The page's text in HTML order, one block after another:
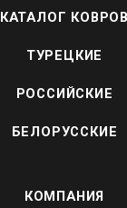
КАТАЛОГ КОВРОВ
ТУРЕЦКИЕ
РОССИЙСКИЕ
БЕЛОРУССКИЕ
КОМПАНИЯ